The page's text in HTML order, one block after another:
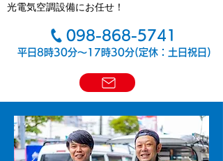
098-868-5741
光電気空調設備にお任せ！
平日8時30分～17時30分(定休：土日祝日)